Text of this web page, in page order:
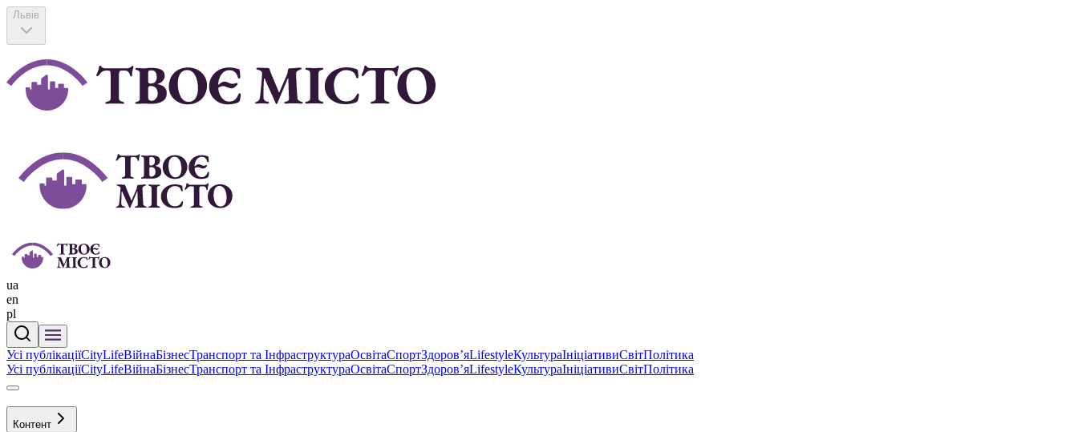
Львів
ua
en
pl
Усі публікаціїCityLifeВійнаБізнесТранспорт та ІнфраструктураОсвітаСпортЗдоровʼяLifestyleКультураІніціативиСвітПолітика
Усі публікаціїCityLifeВійнаБізнесТранспорт та ІнфраструктураОсвітаСпортЗдоровʼяLifestyleКультураІніціативиСвітПолітика
Контент